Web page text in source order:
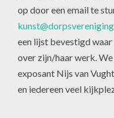
op door een email te
een lijst bevestigd
over zijn/haar werk.
exposant Nijs van
en iedereen veel